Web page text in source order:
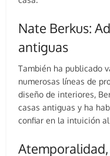
Nate Berkus:
antiguas
También ha publicado
numerosas líneas de
diseño de interiores,
casas antiguas y ha
confiar en la intuición